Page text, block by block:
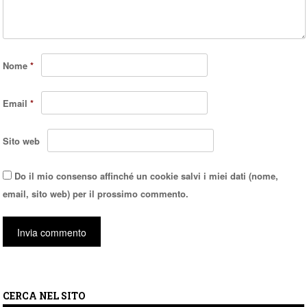
Nome*
Email*
Sito web
Do il mio consenso affinché un cookie salvi i miei dati (nome,
email, sito web) per il prossimo commento.
CERCA NEL SITO